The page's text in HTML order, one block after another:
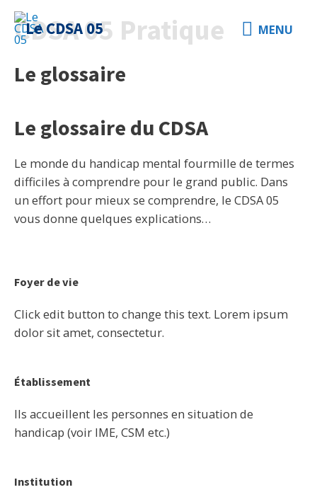
Le CDSA 05 MENU
CDSA 05 Pratique
Le glossaire
Le glossaire du CDSA
Le monde du handicap mental fourmille de termes
difficiles à comprendre pour le grand public. Dans
un effort pour mieux se comprendre, le CDSA 05
vous donne quelques explications…
Foyer de vie
Click edit button to change this text. Lorem ipsum
dolor sit amet, consectetur.
Établissement
Ils accueillent les personnes en situation de
handicap (voir IME, CSM etc.)
Institution